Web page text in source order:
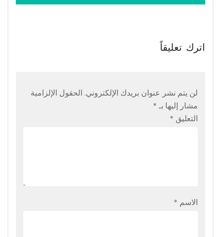
اترك تعليقاً
لن يتم نشر عنوان بريدك الإلكتروني. الحقول الإلزامية
مشار إليها بـ *
التعليق *
الاسم *